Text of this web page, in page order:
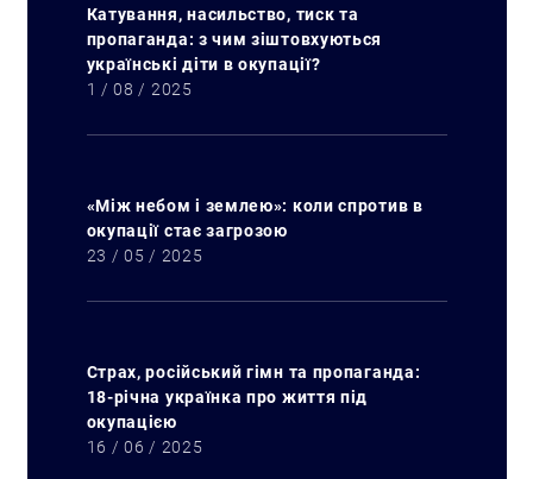
Катування, насильство, тиск та
пропаганда: з чим зіштовхуються
українські діти в окупації?
1 / 08 / 2025
«Між небом і землею»: коли спротив в
окупації стає загрозою
23 / 05 / 2025
Страх, російський гімн та пропаганда:
18-річна українка про життя під
окупацією
16 / 06 / 2025